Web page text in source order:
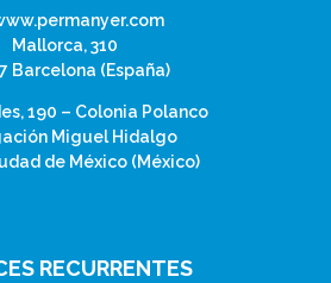
Mallorca, 310
Barcelona (España)
190 – Colonia Polanco
Miguel Hidalgo
de México (México)
RECURRENTES